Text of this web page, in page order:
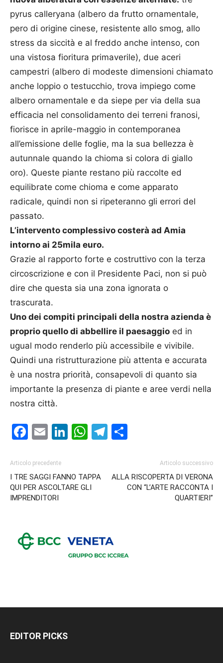
pyrus calleryana (albero da frutto ornamentale,
pero di origine cinese, resistente allo smog, allo
stress da siccità e al freddo anche intenso, con
una vistosa fioritura primaverile), due aceri
campestri (albero di modeste dimensioni chiamato
anche loppio o testucchio, trova impiego come
albero ornamentale e da siepe per via della sua
efficacia nel consolidamento dei terreni franosi,
fiorisce in aprile-maggio in contemporanea
all’emissione delle foglie, ma la sua bellezza è
autunnale quando la chioma si colora di giallo
oro). Queste piante restano più raccolte ed
equilibrate come chioma e come apparato
radicale, quindi non si ripeteranno gli errori del
passato.
L’intervento complessivo costerà ad Amia
intorno ai 25mila euro.
Grazie al rapporto forte e costruttivo con la terza
circoscrizione e con il Presidente Paci, non si può
dire che questa sia una zona ignorata o
trascurata.
Uno dei compiti principali della nostra azienda è
proprio quello di abbellire il paesaggio ed in
ugual modo renderlo più accessibile e vivibile.
Quindi una ristrutturazione più attenta e accurata
è una nostra priorità, consapevoli di quanto sia
importante la presenza di piante e aree verdi nella
nostra città.
Facebook
EmailLinkedIn
WhatsApp
Telegram
Articolo precedente
I TRE SAGGI FANNO TAPPA
QUI PER ASCOLTARE GLI
IMPRENDITORI
Articolo successivo
ALLA RISCOPERTA DI VERONA
CON “L’ARTE RACCONTA I
QUARTIERI”
EDITOR PICKS